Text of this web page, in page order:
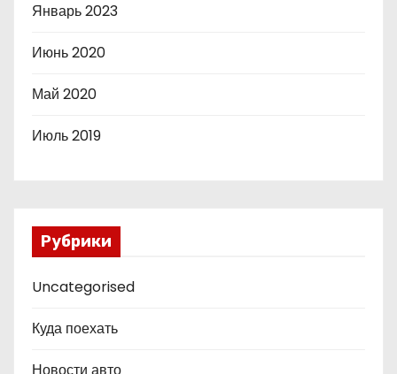
Январь 2023
Июнь 2020
Май 2020
Июль 2019
Рубрики
Uncategorised
Куда поехать